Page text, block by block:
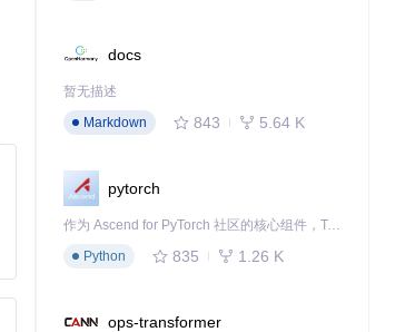
docs
暂无描述
Markdown
843 5.64 K
pytorch
作为 Ascend for PyTorch 社区的核心组件，TorchNPU 是昇腾专为 PyTorch 打造的深度学习适配插件，使 PyTorch 框架能够直接调用昇腾 NPU，为开发者提供昇腾 AI 处理器的超强算力。
Python
835 1.26 K
ops-transformer